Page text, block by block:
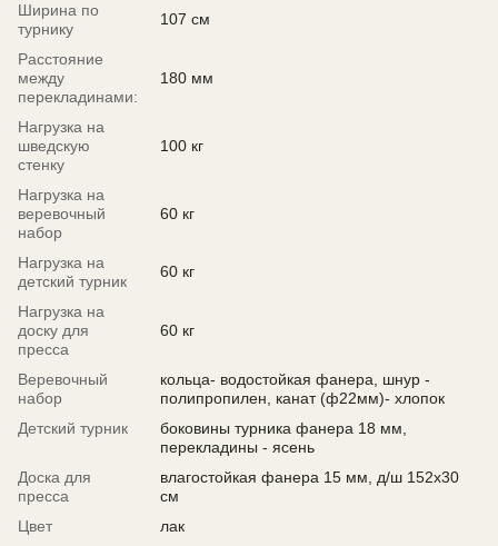
Ширина по
турнику
107 см
Расстояние
между
перекладинами:
180 мм
Нагрузка на
шведскую
стенку
100 кг
Нагрузка на
веревочный
набор
60 кг
Нагрузка на
детский турник
60 кг
Нагрузка на
доску для
пресса
60 кг
Веревочный
набор
кольца- водостойкая фанера, шнур -
полипропилен, канат (ф22мм)- хлопок
Детский турник
боковины турника фанера 18 мм,
перекладины - ясень
Доска для
пресса
влагостойкая фанера 15 мм, д/ш 152х30
см
Цвет
лак